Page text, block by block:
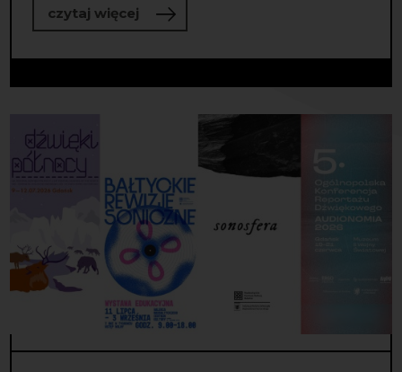
czytaj więcejo Program tutoringowy dla osób